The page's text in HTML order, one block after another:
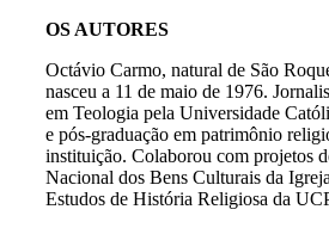
OS AUTORES
Octávio Carmo, natural de São
nasceu a 11 de maio de 1976.
em Teologia pela Universidade
e pós-graduação em patrimônio
instituição. Colaborou com projetos
Nacional dos Bens Culturais da
Estudos de História Religiosa da